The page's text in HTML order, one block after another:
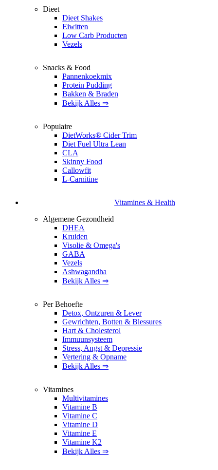
Dieet
Dieet Shakes
Eiwitten
Low Carb Producten
Vezels
Snacks & Food
Pannenkoekmix
Protein Pudding
Bakken & Braden
Bekijk Alles ⇒
Populaire
DietWorks® Cider Trim
Diet Fuel Ultra Lean
CLA
Skinny Food
Callowfit
L-Carnitine
Vitamines & Health
Algemene Gezondheid
DHEA
Kruiden
Visolie & Omega's
GABA
Vezels
Ashwagandha
Bekijk Alles ⇒
Per Behoefte
Detox, Ontzuren & Lever
Gewrichten, Botten & Blessures
Hart & Cholesterol
Immuunsysteem
Stress, Angst & Depressie
Vertering & Opname
Bekijk Alles ⇒
Vitamines
Multivitamines
Vitamine B
Vitamine C
Vitamine D
Vitamine E
Vitamine K2
Bekijk Alles ⇒